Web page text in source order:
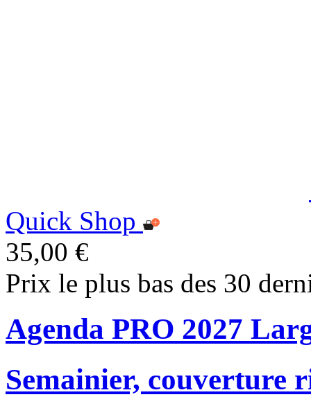
Quick Shop
35,00 €
Prix le plus bas des 30
Agenda PRO 2027
Semainier, couverture